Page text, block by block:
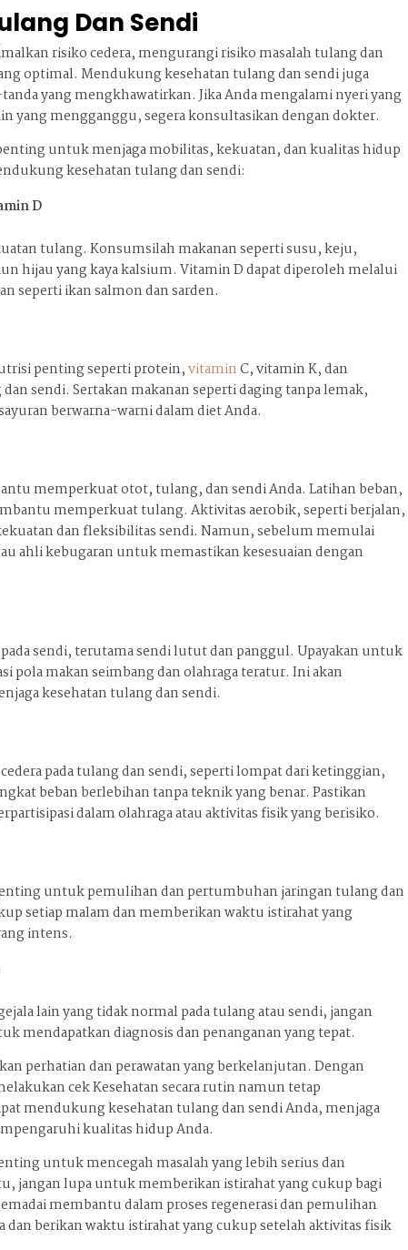
Dan Sendi
risiko cedera, mengurangi risiko masalah tulang dan
optimal. Mendukung kesehatan tulang dan sendi juga
yang mengkhawatirkan. Jika Anda mengalami nyeri yang
yang mengganggu, segera konsultasikan dengan dokter.
untuk menjaga mobilitas, kekuatan, dan kualitas hidup
kesehatan tulang dan sendi:
D
tulang. Konsumsilah makanan seperti susu, keju,
hijau yang kaya kalsium. Vitamin D dapat diperoleh melalui
seperti ikan salmon dan sarden.
penting seperti protein,vitaminC, vitamin K, dan
sendi. Sertakan makanan seperti daging tanpa lemak,
berwarna-warni dalam diet Anda.
memperkuat otot, tulang, dan sendi Anda. Latihan beban,
memperkuat tulang. Aktivitas aerobik, seperti berjalan,
dan fleksibilitas sendi. Namun, sebelum memulai
ahli kebugaran untuk memastikan kesesuaian dengan
sendi, terutama sendi lutut dan panggul. Upayakan untuk
pola makan seimbang dan olahraga teratur. Ini akan
kesehatan tulang dan sendi.
pada tulang dan sendi, seperti lompat dari ketinggian,
beban berlebihan tanpa teknik yang benar. Pastikan
dalam olahraga atau aktivitas fisik yang berisiko.
untuk pemulihan dan pertumbuhan jaringan tulang dan
setiap malam dan memberikan waktu istirahat yang
intens.
lain yang tidak normal pada tulang atau sendi, jangan
mendapatkan diagnosis dan penanganan yang tepat.
perhatian dan perawatan yang berkelanjutan. Dengan
cek Kesehatan secara rutin namun tetap
mendukung kesehatan tulang dan sendi Anda, menjaga
kualitas hidup Anda.
untuk mencegah masalah yang lebih serius dan
jangan lupa untuk memberikan istirahat yang cukup bagi
membantu dalam proses regenerasi dan pemulihan
dan berikan waktu istirahat yang cukup setelah aktivitas fisik